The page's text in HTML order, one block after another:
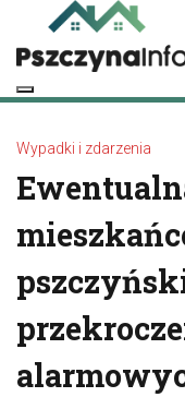
content
Twoje źródło
Wypadki i zdarzenia